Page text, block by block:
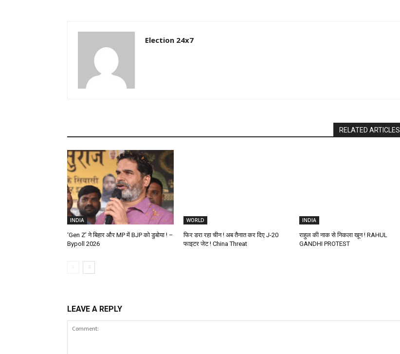
Election 24x7
RELATED ARTICLES
INDIA
‘Gen Z’ ने बिहार और MP में BJP को डुबोया ! –
Bypoll 2026
WORLD
फिर डरा रहा चीन ! अब तैनात कर दिए J-20
फाइटर जेट ! China Threat
INDIA
राहुल की नाक से निकला खून ! RAHUL
GANDHI PROTEST
LEAVE A REPLY